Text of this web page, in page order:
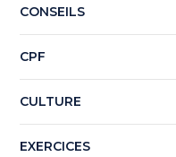
CONSEILS
CPF
CULTURE
EXERCICES